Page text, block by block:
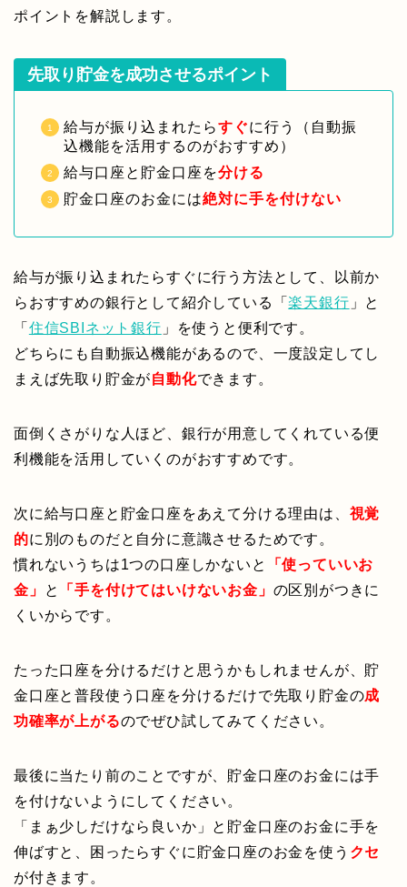
ポイントを解説します。
先取り貯金を成功させるポイント
給与が振り込まれたらすぐに行う（自動振
込機能を活用するのがおすすめ）
給与口座と貯金口座を分ける
貯金口座のお金には絶対に手を付けない
給与が振り込まれたらすぐに行う方法として、以前か
らおすすめの銀行として紹介している「楽天銀行 」と
「 住信SBIネット銀行 」を使うと便利です。
どちらにも自動振込機能があるので、一度設定してし
まえば先取り貯金が自動化できます。
面倒くさがりな人ほど、銀行が用意してくれている便
利機能を活用していくのがおすすめです。
次に給与口座と貯金口座をあえて分ける理由は、 視覚
的に別のものだと自分に意識させるためです。
慣れないうちは1つの口座しかないと
「使っていいお
金」
と 「手を付けてはいけないお金」 の区別がつきに
くいからです。
たった口座を分けるだけと思うかもしれませんが、貯
金口座と普段使う口座を分けるだけで先取り貯金の成
功確率が上がるのでぜひ試してみてください。
最後に当たり前のことですが、貯金口座のお金には手
を付けないようにしてください。
「まぁ少しだけなら良いか」と貯金口座のお金に手を
伸ばすと、困ったらすぐに貯金口座のお金を使う クセ
が付きます。